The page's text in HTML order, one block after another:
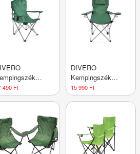
XL
490 Ft
DIVERO
Kempingszék
párnával zöld
15 990 Ft